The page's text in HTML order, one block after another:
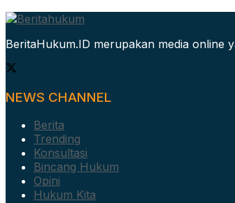
BeritaHukum.ID merupakan media online
NEWS CHANNEL
Berita
Trending
Konsultasi
Bincang Hukum
Opini
Hukum Kita